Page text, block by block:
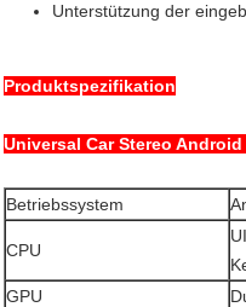
Unterstützung der
Produktspezifikation
Universal Car Stereo
Betriebssystem
CPU
GPU